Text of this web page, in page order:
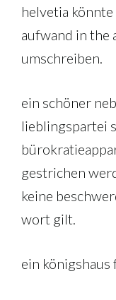
helvetia
aufwand in the
umschreiben.
ein schöner
lieblingspartei
gestrichen
keine
wort gilt.
ein königshaus